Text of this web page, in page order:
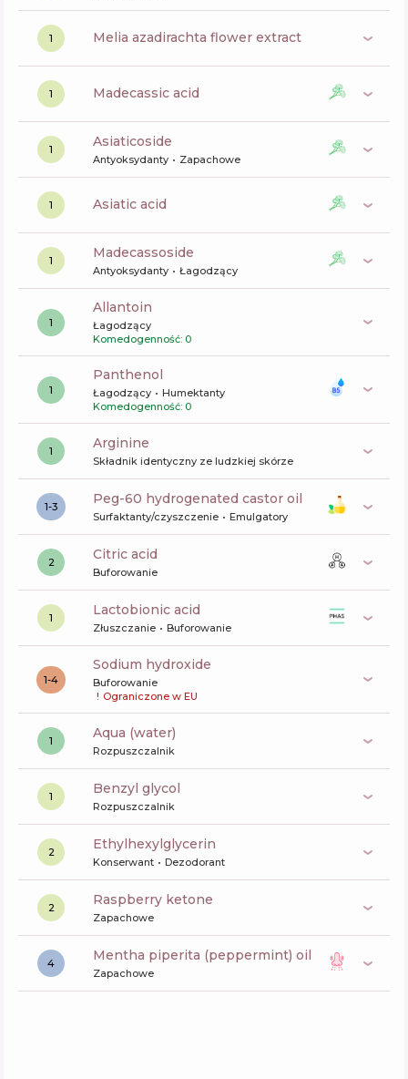
1 melia azadirachta flower extract
1 madecassic acid
1 asiaticoside
Antyoksydanty Zapachowe
1 asiatic acid
1 madecassoside
Antyoksydanty Łagodzący
1
allantoin
Łagodzący
Komedogenność: 0
1
panthenol
Łagodzący
Humektanty
Komedogenność: 0
1 arginine
Składnik identyczny ze ludzkiej skórze
1-3 peg-60 hydrogenated castor oil
Surfaktanty/czyszczenie Emulgatory
2 citric acid
Buforowanie
1 lactobionic acid
Złuszczanie Buforowanie
1-4
sodium hydroxide
Buforowanie
! Ograniczone w EU
1 aqua (water)
Rozpuszczalnik
1 benzyl glycol
Rozpuszczalnik
2 ethylhexylglycerin
Konserwant Dezodorant
2 raspberry ketone
Zapachowe
4 mentha piperita (peppermint) oil
Zapachowe